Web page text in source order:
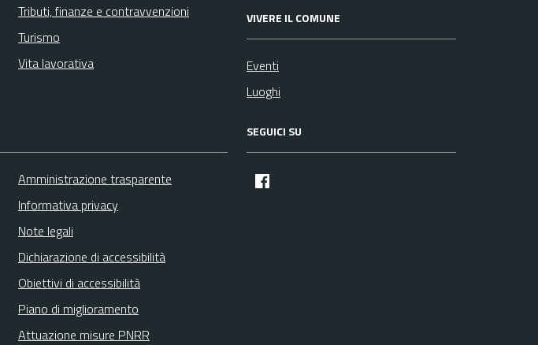
Tributi, finanze e contravvenzioni
Turismo
Vita lavorativa
VIVERE IL COMUNE
Eventi
Luoghi
Amministrazione trasparente
Informativa privacy
Note legali
Dichiarazione di accessibilità
Obiettivi di accessibilità
Piano di miglioramento
Attuazione misure PNRR
SEGUICI SU